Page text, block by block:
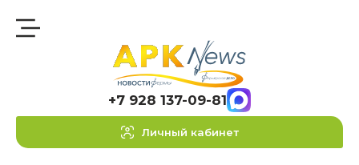
+7 928 137-09-81
Личный кабинет